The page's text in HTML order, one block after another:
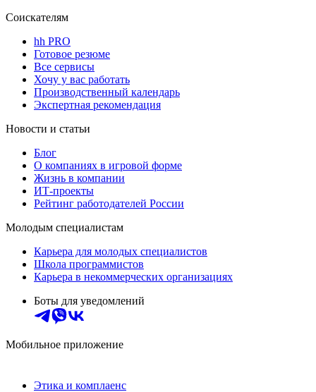
Соискателям
hh PRO
Готовое резюме
Все сервисы
Хочу у вас работать
Производственный календарь
Экспертная рекомендация
Новости и статьи
Блог
О компаниях в игровой форме
Жизнь в компании
ИТ-проекты
Рейтинг работодателей России
Молодым специалистам
Карьера для молодых специалистов
Школа программистов
Карьера в некоммерческих организациях
Боты для уведомлений
Мобильное приложение
Этика и комплаенс